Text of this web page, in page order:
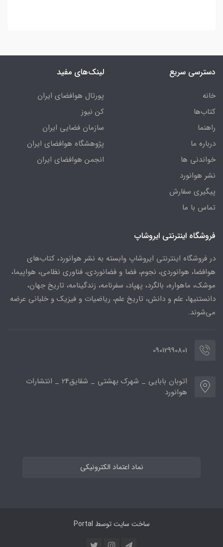
دسترسی سریع
خانه
کتاب‌ها
راهنما
درباره ما
خواندنی ها
نشر هوانورد
پیگیری سفارش
تماس با ما
لینک‌های مفید
پورتال هوافضای ایران
کن نیوز
سازمان فضایی ایران
پژوهشگاه هوافضای ایران
انجمن هوافضای ایران
فروشگاه اینترنتی ایروشاپ
در فروشگاه اینترنتی ایروشاپ وابسته به نشر هوانورد، کتاب‌های
هوافضا، هوانوردی، نجوم، فضا و فضانوردی، فناوری نظامی، هواپیما،
موشک، ماهواره، بالگرد، پهپاد، سفرنامه، زندگینامه، تاریخ جهان،
دانستنیها، علم و دانش، تاریخ علم، ریاضیات و فیزیک و خلبانی عرضه
می‌شوند.
09012990801
اتوبان بابایی _ شهرک بهشتی _ شقایق24 _ انتشارات
هوانورد
نماد اعتماد الکترونیکی
ساخت سایت توسط Portal